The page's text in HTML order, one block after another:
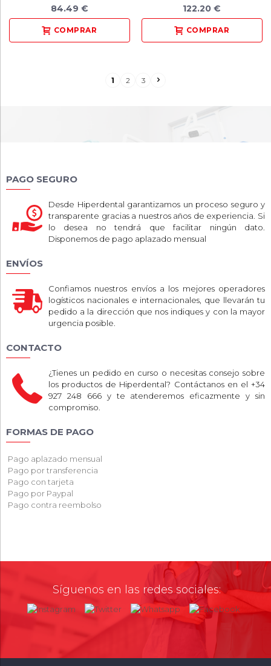
84.49 €
122.20 €
1 2 3
PAGO SEGURO
Desde Hiperdental garantizamos un proceso seguro y
transparente gracias a nuestros años de experiencia. Si
lo desea no tendrá que facilitar ningún dato.
Disponemos de pago aplazado mensual
ENVÍOS
Confiamos nuestros envíos a los mejores operadores
logísticos nacionales e internacionales, que llevarán tu
pedido a la dirección que nos indiques y con la mayor
urgencia posible.
CONTACTO
¿Tienes un pedido en curso o necesitas consejo sobre
los productos de Hiperdental? Contáctanos en el +34
927 248 666 y te atenderemos eficazmente y sin
compromiso.
FORMAS DE PAGO
Pago aplazado mensual
Pago por transferencia
Pago con tarjeta
Pago por Paypal
Pago contra reembolso
Síguenos en las redes sociales: